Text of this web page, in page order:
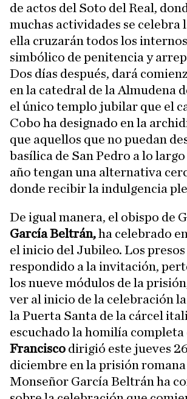
de actos del Soto del Real,
muchas actividades se celebra
ella cruzarán todos los
simbólico de penitencia y
Dos días después, dará
en la catedral de la Almudena
el único templo jubilar que el
Cobo ha designado en la
que aquellos que no puedan
basílica de San Pedro a lo
año tengan una alternativa
donde recibir la indulgencia
De igual manera, el obispo de
García Beltrán,ha celebrado
el inicio del Jubileo. Los presos
respondido a la invitación,
los nueve módulos de la
ver al inicio de la celebración
la Puerta Santa de la cárcel
escuchado la homilía completa
Francisco dirigió este jueves
diciembre en la prisión
Monseñor García Beltrán ha